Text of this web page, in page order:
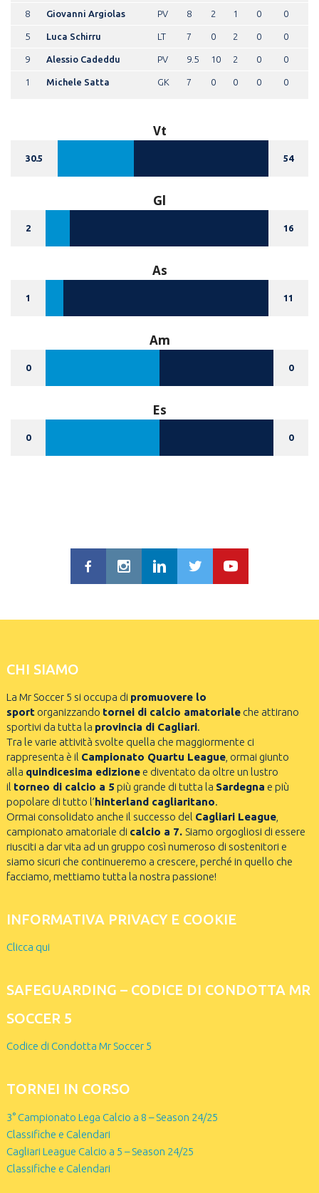
8 Giovanni Argiolas PV 8 2 1 0 0
5 Luca Schirru LT 7 0 2 0 0
9 Alessio Cadeddu PV 9.5 10 2 0 0
1 Michele Satta GK 7 0 0 0 0
Vt
30.5 54
Gl
2 16
As
1 11
Am
0 0
Es
0 0
CHI SIAMO
La Mr Soccer 5 si occupa di promuovere lo
sportorganizzando tornei di calcio amatorialeche attirano
sportivi da tutta la provincia di Cagliari.
Tra le varie attività svolte quella che maggiormente ci
rappresenta è il Campionato Quartu League, ormai giunto
alla quindicesima edizionee diventato da oltre un lustro
il torneo di calcio a 5 più grande di tutta la Sardegna e più
popolare di tutto l’hinterland cagliaritano.
Ormai consolidato anche il successo del Cagliari League,
campionato amatoriale di calcio a 7. Siamo orgogliosi di essere
riusciti a dar vita ad un gruppo così numeroso di sostenitori e
siamo sicuri che continueremo a crescere, perché in quello che
facciamo, mettiamo tutta la nostra passione!
INFORMATIVA PRIVACY E COOKIE
Clicca qui
SAFEGUARDING – CODICE DI CONDOTTA MR
SOCCER 5
Codice di Condotta Mr Soccer 5
TORNEI IN CORSO
3° Campionato Lega Calcio a 8 – Season 24/25
Classifiche e Calendari
Cagliari League Calcio a 5 – Season 24/25
Classifiche e Calendari